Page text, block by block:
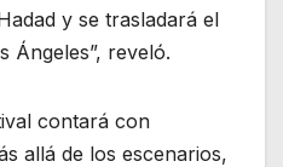
y se trasladará el
Ángeles”, reveló.
contará con
allá de los escenarios,